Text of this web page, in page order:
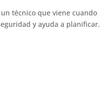
técnico que viene cuando
y ayuda a planificar.